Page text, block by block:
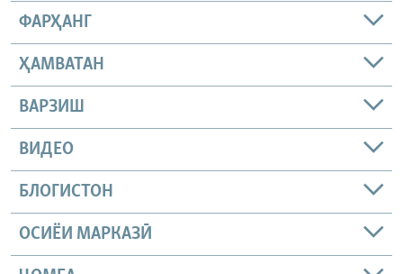
ФАРҲАНГ
ҲАМВАТАН
ВАРЗИШ
ВИДЕО
БЛОГИСТОН
ОСИЁИ МАРКАЗӢ